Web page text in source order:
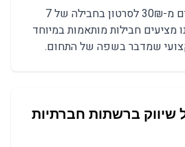
המחירים שלנו מתחילים מ-30₪ לסרטון בחבילה של 7
מציעים חבילות מותאמות במיוחד
שמדבר בשפה של התחום.
שיווק ברשתות חברתיות